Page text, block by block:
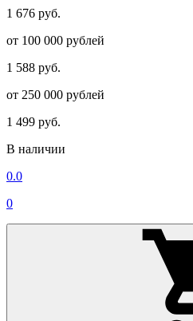
1 676 руб.
от 100 000 рублей
1 588 руб.
от 250 000 рублей
1 499 руб.
В наличии
0.0
0